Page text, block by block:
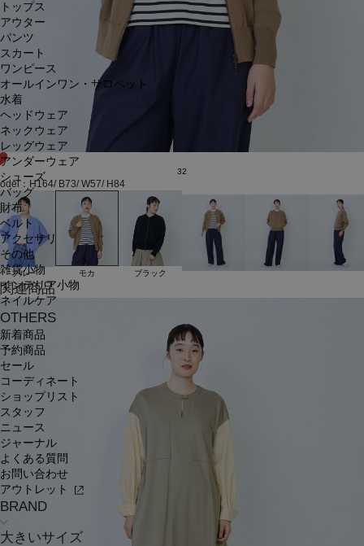
トップス
アウター
パンツ
スカート
ワンピース
オールインワン・サロペット
水着
ヘッドウェア
ネックウェア
レッグウェア
アンダーウェア
シューズ
バッグ
財布
ベルト
アクセサリ
その他
雑貨小物
インテリア小物
ネイルケア
OTHERS
新着商品
予約商品
セール
コーディネート
ショップリスト
スタッフ
ニュース
ジャーナル
よくある質問
お問い合わせ
アウトレット
BRAND
大きいサイズ
32
：H164/ B73/ W57/ H84
ブルー モカ ブラック
関連商品